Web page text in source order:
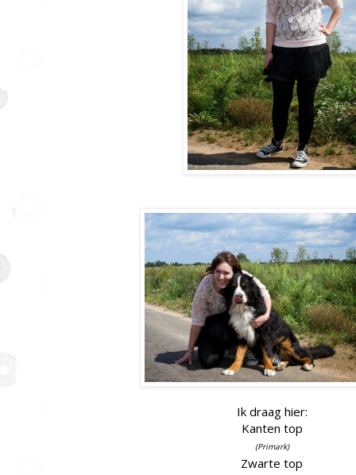
Ik draag hier:
Kanten top
(Primark)
Zwarte top